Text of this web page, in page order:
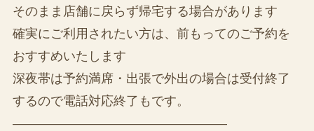
そのまま店舗に戻らず帰宅する場合があります
確実にご利用されたい方は、前もってのご予約を
おすすめいたします
深夜帯は予約満席・出張で外出の場合は受付終了
するので電話対応終了もです。
—————————————————